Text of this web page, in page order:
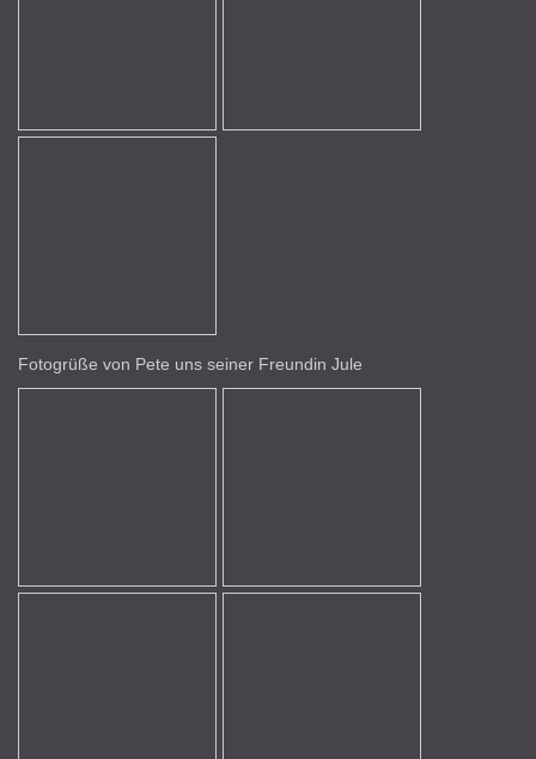
Fotogrüße von Pete uns seiner Freundin Jule